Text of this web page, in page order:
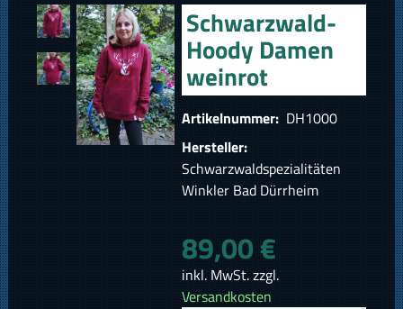
Schwarzwald-
Hoody Damen
weinrot
Artikelnummer: DH1000
Hersteller:
Schwarzwaldspezialitäten
Winkler Bad Dürrheim
89,00 €
inkl. MwSt. zzgl.
Versandkosten